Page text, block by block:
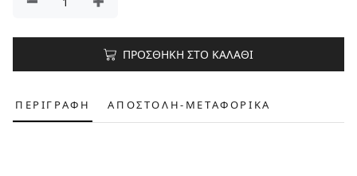
ΠΡΟΣΘΗΚΗ ΣΤΟ ΚΑΛΑΘΙ
ΠΕΡΙΓΡΑΦΗ ΑΠΟΣΤΟΛΗ-ΜΕΤΑΦΟΡΙΚΑ